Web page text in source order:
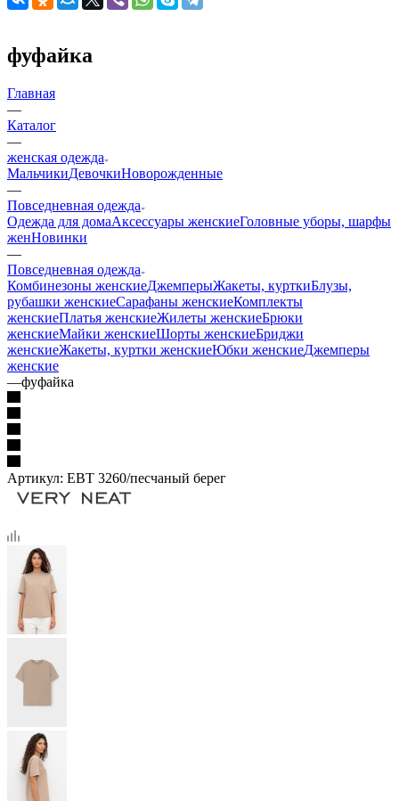
фуфайка
Главная
—
Каталог
—
женская одежда
МальчикиДевочкиНоворожденные
—
Повседневная одежда
Одежда для домаАксессуары женскиеГоловные уборы, шарфы
женНовинки
—
Повседневная одежда
Комбинезоны женскиеДжемперыЖакеты, курткиБлузы,
рубашки женскиеСарафаны женскиеКомплекты
женскиеПлатья женскиеЖилеты женскиеБрюки
женскиеМайки женскиеШорты женскиеБриджи
женскиеЖакеты, куртки женскиеЮбки женскиеДжемперы
женские
—фуфайка
Артикул: ЕВТ 3260/песчаный берег